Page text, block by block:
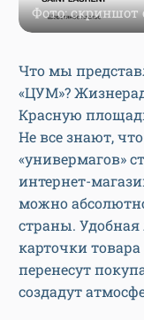
Фото: скриншот
Что мы
«ЦУМ»?
Красную
Не все знают,
«универмагов»
интернет-
можно
страны. Удобная
карточки
перенесут
создадут